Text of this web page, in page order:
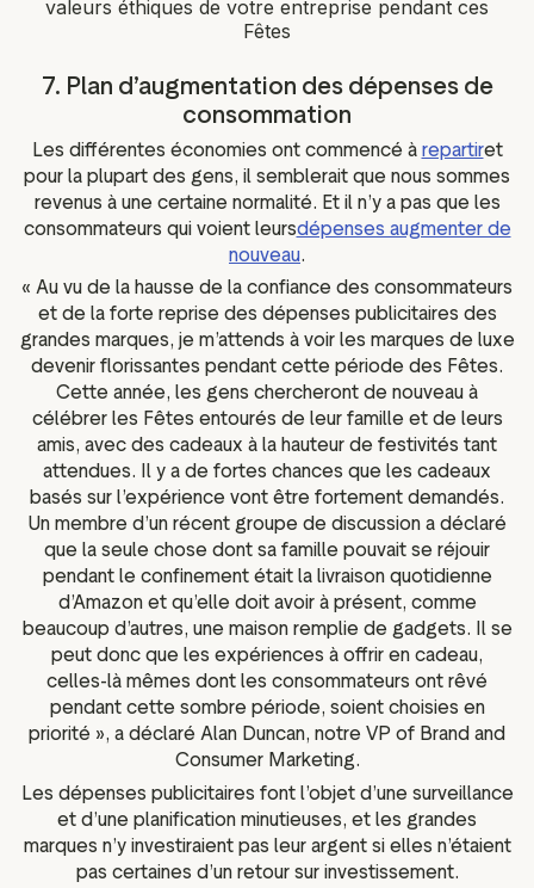
7. Plan d’augmentation des dépenses de
consommation
Les différentes économies ont commencé à repartiret
pour la plupart des gens, il semblerait que nous sommes
revenus à une certaine normalité. Et il n’y a pas que les
consommateurs qui voient leursdépenses augmenter de
nouveau.
« Au vu de la hausse de la confiance des consommateurs
et de la forte reprise des dépenses publicitaires des
grandes marques, je m’attends à voir les marques de luxe
devenir florissantes pendant cette période des Fêtes.
Cette année, les gens chercheront de nouveau à
célébrer les Fêtes entourés de leur famille et de leurs
amis, avec des cadeaux à la hauteur de festivités tant
attendues. Il y a de fortes chances que les cadeaux
basés sur l’expérience vont être fortement demandés.
Un membre d’un récent groupe de discussion a déclaré
que la seule chose dont sa famille pouvait se réjouir
pendant le confinement était la livraison quotidienne
d’Amazon et qu’elle doit avoir à présent, comme
beaucoup d’autres, une maison remplie de gadgets. Il se
peut donc que les expériences à offrir en cadeau,
celles-là mêmes dont les consommateurs ont rêvé
pendant cette sombre période, soient choisies en
priorité », a déclaré Alan Duncan, notre VP of Brand and
Consumer Marketing.
Les dépenses publicitaires font l’objet d’une surveillance
et d’une planification minutieuses, et les grandes
marques n’y investiraient pas leur argent si elles n’étaient
pas certaines d’un retour sur investissement.